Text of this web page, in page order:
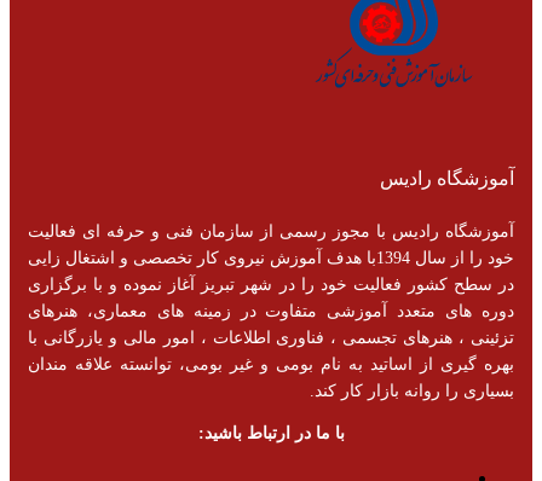
آموزشگاه رادیس
آموزشگاه رادیس با مجوز رسمی از سازمان فنی و حرفه ای فعالیت
خود را از سال 1394با هدف آموزش نیروی کار تخصصی و اشتغال زایی
در سطح کشور فعالیت خود را در شهر تبریز آغاز نموده و با برگزاری
دوره های متعدد آموزشی متفاوت در زمینه های معماری، هنرهای
تزئینی ، هنرهای تجسمی ، فناوری اطلاعات ، امور مالی و یازرگانی با
بهره گیری از اساتید به نام بومی و غیر بومی، توانسته علاقه مندان
بسیاری را روانه بازار کار کند.
با ما در ارتباط باشید: